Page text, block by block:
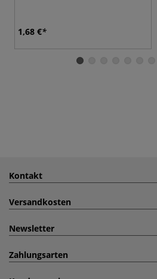
1,68 €
Kontakt
Versandkosten
Newsletter
Zahlungsarten